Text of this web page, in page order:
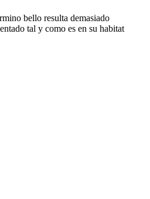
bello resulta demasiado
tal y como es en su habitat